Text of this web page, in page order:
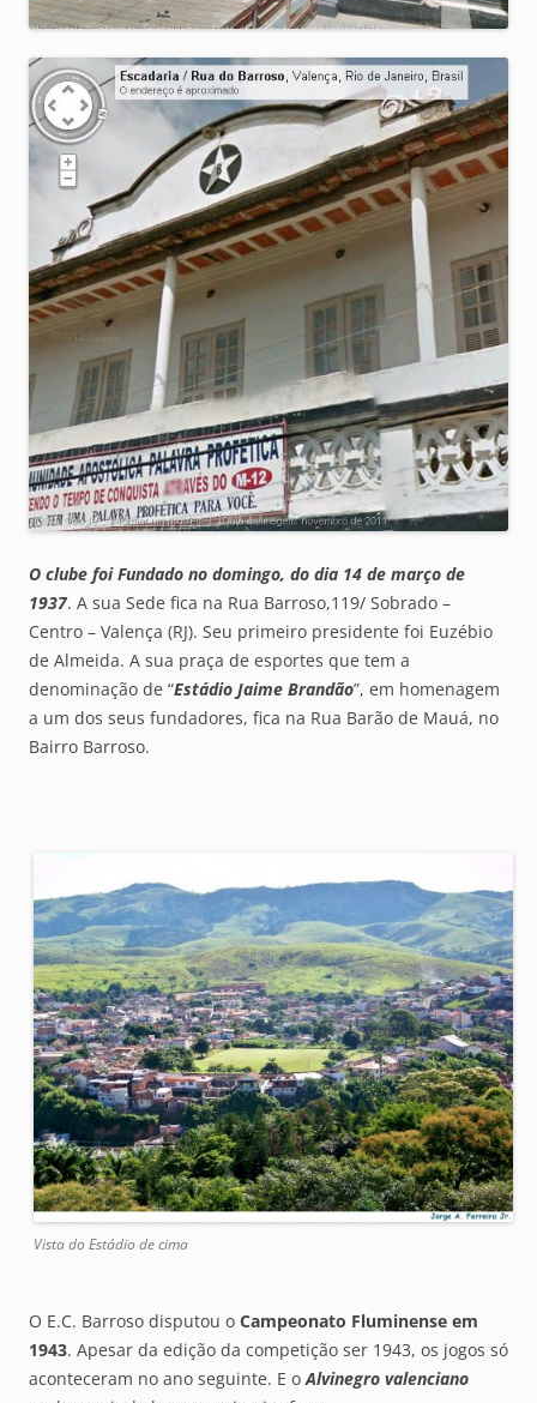
O clube foi Fundado no domingo, do dia 14 de março de
1937. A sua Sede fica na Rua Barroso,119/ Sobrado –
Centro – Valença (RJ). Seu primeiro presidente foi Euzébio
de Almeida. A sua praça de esportes que tem a
denominação de “Estádio Jaime Brandão”, em homenagem
a um dos seus fundadores, fica na Rua Barão de Mauá, no
Bairro Barroso.
Vista do Estádio de cima
O E.C. Barroso disputou o Campeonato Fluminense em
1943. Apesar da edição da competição ser 1943, os jogos só
aconteceram no ano seguinte. E o Alvinegro valenciano